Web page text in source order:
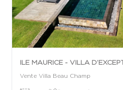
ILE MAURICE - VILLA
Vente Villa Beau Champ